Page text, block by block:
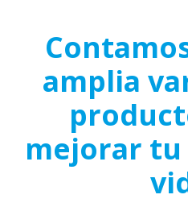
amplia
mejorar tu